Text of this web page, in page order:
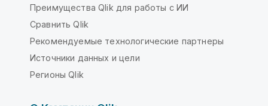
Преимущества Qlik для работы с ИИ
Сравнить Qlik
Рекомендуемые технологические партнеры
Источники данных и цели
Регионы Qlik